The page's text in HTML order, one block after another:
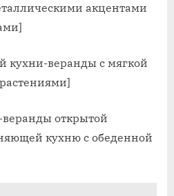
акцентами
кухни-веранды с мягкой
открытой
кухню с обеденной